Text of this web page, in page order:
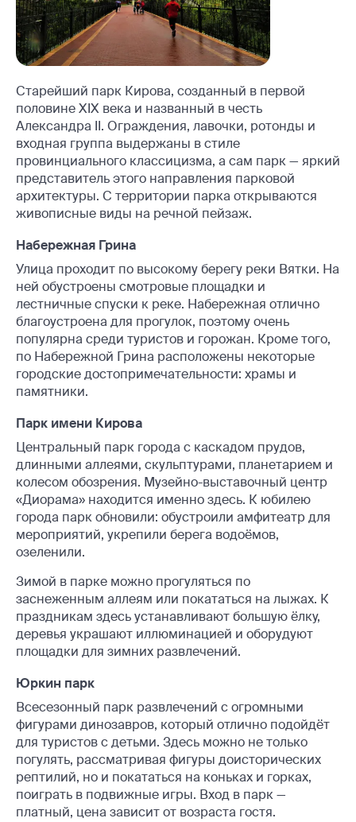
Старейший парк Кирова, созданный в первой
половине XIX века и названный в честь
Александра II. Ограждения, лавочки, ротонды и
входная группа выдержаны в стиле
провинциального классицизма, а сам парк — яркий
представитель этого направления парковой
архитектуры. С территории парка открываются
живописные виды на речной пейзаж.
Набережная Грина
Улица проходит по высокому берегу реки Вятки. На
ней обустроены смотровые площадки и
лестничные спуски к реке. Набережная отлично
благоустроена для прогулок, поэтому очень
популярна среди туристов и горожан. Кроме того,
по Набережной Грина расположены некоторые
городские достопримечательности: храмы и
памятники.
Парк имени Кирова
Центральный парк города с каскадом прудов,
длинными аллеями, скульптурами, планетарием и
колесом обозрения. Музейно-выставочный центр
«Диорама» находится именно здесь. К юбилею
города парк обновили: обустроили амфитеатр для
мероприятий, укрепили берега водоёмов,
озеленили.
Зимой в парке можно прогуляться по
заснеженным аллеям или покататься на лыжах. К
праздникам здесь устанавливают большую ёлку,
деревья украшают иллюминацией и оборудуют
площадки для зимних развлечений.
Юркин парк
Всесезонный парк развлечений с огромными
фигурами динозавров, который отлично подойдёт
для туристов с детьми. Здесь можно не только
погулять, рассматривая фигуры доисторических
рептилий, но и покататься на коньках и горках,
поиграть в подвижные игры. Вход в парк —
платный, цена зависит от возраста гостя.